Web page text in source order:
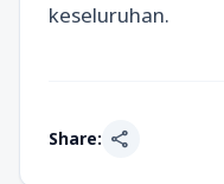
keseluruhan.
Share: share